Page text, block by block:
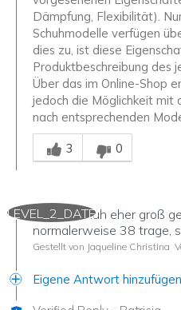
Dämpfung, Flexibilität).
Schuhmodelle verfügen
dies zu, ist diese
Produktbeschreibung des
Über das im Online-Shop
jedoch die Möglichkeit mit
nach entsprechenden
Mitarbeiter-Gutachter
3
0
LEVEL_2_DATE
Ist der Schuh eher groß
normalerweise 38 trage,
Gestellt von Jaqueline Christina
Eigene Antwort hinzufügen